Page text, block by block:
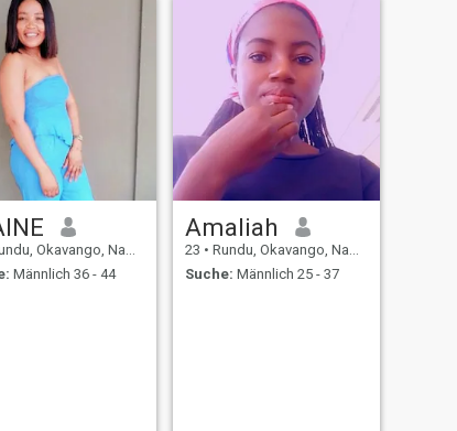
Okavango, Namibia
Männlich 36 - 44
Amaliah
23 • Rundu, Okavango, Namibia
Suche: Männlich 25 - 37